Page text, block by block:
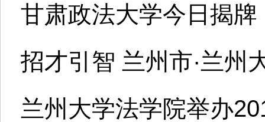
甘肃政法大学今日揭牌
招才引智 兰州市·兰州
兰州大学法学院举办